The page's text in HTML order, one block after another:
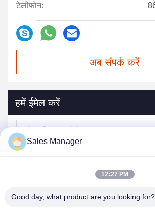
टेलीफोन:
अब संपर्क करें
हमें ईमेल करें
Sales Manager
12:27 PM
Good day, what product are you looking for?